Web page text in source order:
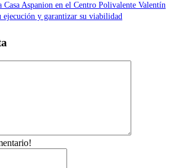
Casa Aspanion en el Centro Polivalente Valentín
ejecución y garantizar su viabilidad